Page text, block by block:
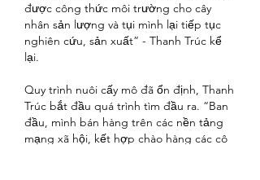
được công thức môi trường cho cây
nhân sản lượng và tụi mình lại tiếp tục
nghiên cứu, sản xuất” - Thanh Trúc kể
lại.
Quy trình nuôi cấy mô đã ổn định, Thanh
Trúc bắt đầu quá trình tìm đầu ra. “Ban
đầu, mình bán hàng trên các nền tảng
mạng xã hội, kết hợp chào hàng các cô